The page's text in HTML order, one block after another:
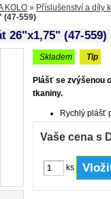
KOLO » Příslušenství a díly
(47-559)
26"x1,75" (47-559)
skladem tip
Plášť se zvýšenou
tkaniny.
Rychlý plášť
Vaše cena s
ks